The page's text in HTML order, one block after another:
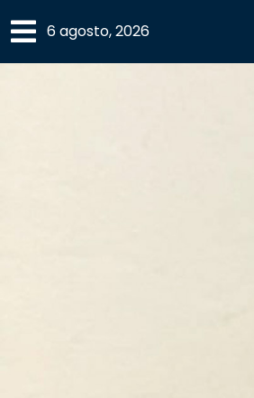
× 6 agosto, 2026